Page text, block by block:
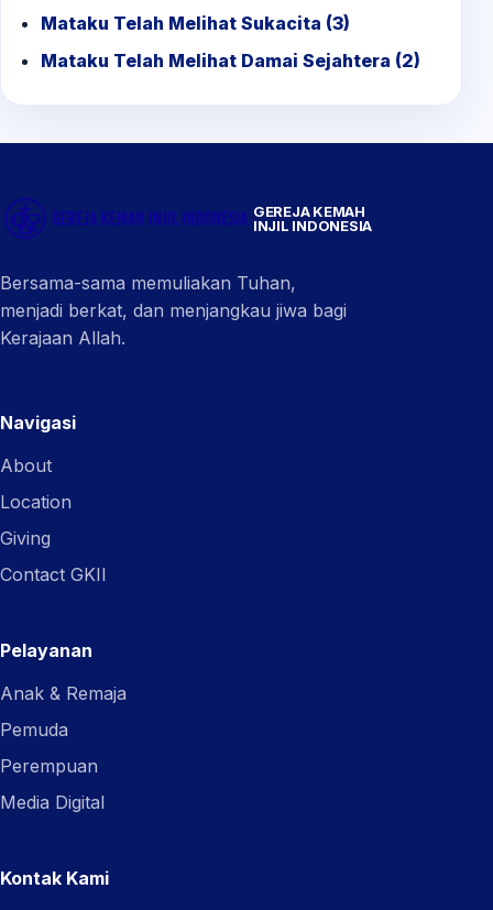
Mataku Telah Melihat Sukacita (3)
Mataku Telah Melihat Damai Sejahtera (2)
GEREJA KEMAH
INJIL INDONESIA
Bersama-sama memuliakan Tuhan,
menjadi berkat, dan menjangkau jiwa bagi
Kerajaan Allah.
Navigasi
About
Location
Giving
Contact GKII
Pelayanan
Anak & Remaja
Pemuda
Perempuan
Media Digital
Kontak Kami